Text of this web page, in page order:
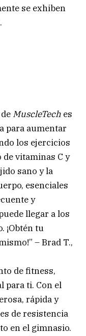
se exhiben
MuscleTech es
para aumentar
los ejercicios
vitaminas C y
sano y la
esenciales
y
llegar a los
¡Obtén tu
– Brad T.,
de fitness,
para ti. Con el
rápida y
de resistencia
en el gimnasio.